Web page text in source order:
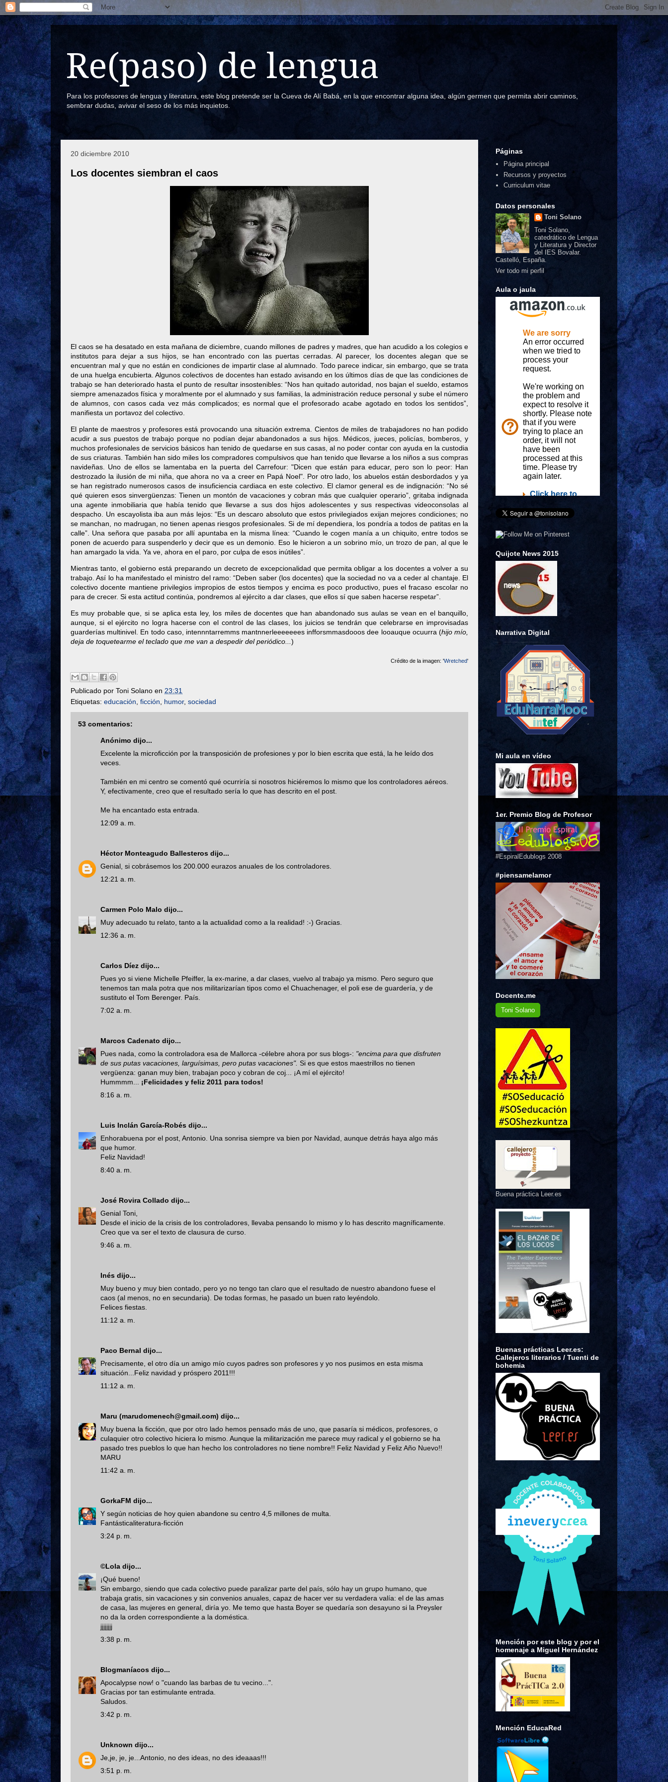
Re(paso) de lengua
Para los profesores de lengua y literatura, este blog pretende ser la Cueva de Alí Babá, en la que encontrar alguna idea, algún germen que permita abrir caminos,
sembrar dudas, avivar el seso de los más inquietos.
20 diciembre 2010
Los docentes siembran el caos
El caos se ha desatado en esta mañana de diciembre, cuando millones de padres y madres, que han acudido a los colegios e
institutos para dejar a sus hijos, se han encontrado con las puertas cerradas. Al parecer, los docentes alegan que se
encuentran mal y que no están en condiciones de impartir clase al alumnado. Todo parece indicar, sin embargo, que se trata
de una huelga encubierta. Algunos colectivos de docentes han estado avisando en los últimos días de que las condiciones de
trabajo se han deteriorado hasta el punto de resultar insostenibles: “Nos han quitado autoridad, nos bajan el sueldo, estamos
siempre amenazados física y moralmente por el alumnado y sus familias, la administración reduce personal y sube el número
de alumnos, con casos cada vez más complicados; es normal que el profesorado acabe agotado en todos los sentidos”,
manifiesta un portavoz del colectivo.
El plante de maestros y profesores está provocando una situación extrema. Cientos de miles de trabajadores no han podido
acudir a sus puestos de trabajo porque no podían dejar abandonados a sus hijos. Médicos, jueces, policías, bomberos, y
muchos profesionales de servicios básicos han tenido de quedarse en sus casas, al no poder contar con ayuda en la custodia
de sus criaturas. También han sido miles los compradores compulsivos que han tenido que llevarse a los niños a sus compras
navideñas. Uno de ellos se lamentaba en la puerta del Carrefour: "Dicen que están para educar, pero son lo peor: Han
destrozado la ilusión de mi niña, que ahora no va a creer en Papá Noel". Por otro lado, los abuelos están desbordados y ya
se han registrado numerosos casos de insuficiencia cardiaca en este colectivo. El clamor general es de indignación: “No sé
qué quieren esos sinvergüenzas: Tienen un montón de vacaciones y cobran más que cualquier operario”, gritaba indignada
una agente inmobiliaria que había tenido que llevarse a sus dos hijos adolescentes y sus respectivas videoconsolas al
despacho. Un escayolista iba aun más lejos: “Es un descaro absoluto que estos privilegiados exijan mejores condiciones; no
se manchan, no madrugan, no tienen apenas riesgos profesionales. Si de mí dependiera, los pondría a todos de patitas en la
calle”. Una señora que pasaba por allí apuntaba en la misma línea: “Cuando le cogen manía a un chiquito, entre todos se
ponen de acuerdo para suspenderlo y decir que es un demonio. Eso le hicieron a un sobrino mío, un trozo de pan, al que le
han amargado la vida. Ya ve, ahora en el paro, por culpa de esos inútiles”.
Mientras tanto, el gobierno está preparando un decreto de excepcionalidad que permita obligar a los docentes a volver a su
trabajo. Así lo ha manifestado el ministro del ramo: “Deben saber (los docentes) que la sociedad no va a ceder al chantaje. El
colectivo docente mantiene privilegios impropios de estos tiempos y encima es poco productivo, pues el fracaso escolar no
para de crecer. Si esta actitud continúa, pondremos al ejército a dar clases, que ellos sí que saben hacerse respetar”.
Es muy probable que, si se aplica esta ley, los miles de docentes que han abandonado sus aulas se vean en el banquillo,
aunque, si el ejército no logra hacerse con el control de las clases, los juicios se tendrán que celebrarse en improvisadas
guarderías multinivel. En todo caso, intennntarremms mantnnerleeeeeees infforsmmasdooos dee looauque ocuurra (hijo mío,
deja de toquetearme el teclado que me van a despedir del periódico... )
Crédito de la imagen: 'Wretched'
Publicado por Toni Solano en 23:31
Etiquetas: educación ficción humor, sociedad
53 comentarios:
Anónimo dijo...
Excelente la microficción por la transposición de profesiones y por lo bien escrita que está, la he leído dos
veces.
También en mi centro se comentó qué ocurriría si nosotros hiciéremos lo mismo que los controladores aéreos.
Y, efectivamente, creo que el resultado sería lo que has descrito en el post.
Me ha encantado esta entrada.
12:09 a. m.
Héctor Monteagudo Ballesteros dijo...
Genial, si cobrásemos los 200.000 eurazos anuales de los controladores.
12:21 a. m.
Carmen Polo Malo dijo...
Muy adecuado tu relato, tanto a la actualidad como a la realidad! :-) Gracias.
12:36 a. m.
Carlos Díez dijo...
Pues yo si viene Michelle Pfeiffer, la ex-marine, a dar clases, vuelvo al trabajo ya mismo. Pero seguro que
tenemos tan mala potra que nos militarizarían tipos como el Chuachenager, el poli ese de guardería, y de
sustituto el Tom Berenger. País.
7:02 a. m.
Marcos Cadenato dijo...
Pues nada, como la controladora esa de Mallorca -célebre ahora por sus blogs-: "encima para que disfruten
de sus putas vacaciones, larguísimas, pero putas vacaciones". Si es que estos maestrillos no tienen
vergüenza: ganan muy bien, trabajan poco y cobran de coj... ¡A mí el ejército!
Hummmm... ¡Felicidades y feliz 2011 para todos!
8:16 a. m.
Luis Inclán García-Robés dijo...
Enhorabuena por el post, Antonio. Una sonrisa siempre va bien por Navidad, aunque detrás haya algo más
que humor.
Feliz Navidad!
8:40 a. m.
José Rovira Collado dijo...
Genial Toni,
Desde el inicio de la crisis de los controladores, llevaba pensando lo mismo y lo has descrito magníficamente.
Creo que va ser el texto de clausura de curso.
9:46 a. m.
Inés dijo...
Muy bueno y muy bien contado, pero yo no tengo tan claro que el resultado de nuestro abandono fuese el
caos (al menos, no en secundaria). De todas formas, he pasado un buen rato leyéndolo.
Felices fiestas.
11:12 a. m.
Paco Bernal dijo...
Precisamente, el otro día un amigo mío cuyos padres son profesores y yo nos pusimos en esta misma
situación...Feliz navidad y próspero 2011!!!
11:12 a. m.
Maru (marudomenech@gmail.com) dijo...
Muy buena la ficción, que por otro lado hemos pensado más de uno, que pasaría si médicos, profesores, o
culaquier otro colectivo hiciera lo mismo. Aunque la militarización me parece muy radical y el gobierno se ha
pasado tres pueblos lo que han hecho los controladores no tiene nombre!! Feliz Navidad y Feliz Año Nuevo!!
MARU
11:42 a. m.
GorkaFM dijo...
Y según noticias de hoy quien abandone su centro 4,5 millones de multa.
Fantásticaliteratura-ficción
3:24 p. m.
©Lola dijo...
¡Qué bueno!
Sin embargo, siendo que cada colectivo puede paralizar parte del país, sólo hay un grupo humano, que
trabaja gratis, sin vacaciones y sin convenios anuales, capaz de hacer ver su verdadera valía: el de las amas
de casa, las mujeres en general, diría yo. Me temo que hasta Boyer se quedaría son desayuno si la Preysler
no da la orden correspondiente a la doméstica.
jjjjjjjj
3:38 p. m.
Blogmaníacos dijo...
Apocalypse now! o "cuando las barbas de tu vecino...".
Gracias por tan estimulante entrada.
Saludos.
3:42 p. m.
Unknown dijo...
Je,je, je, je...Antonio, no des ideas, no des ideaaas!!!
3:51 p. m.
Páginas
Página principal
Recursos y proyectos
Curriculum vitae
Datos personales
Toni Solano
Toni Solano,
catedrático de Lengua
y Literatura y Director
del IES Bovalar.
Castelló, España.
Ver todo mi perfil
Aula o jaula
Quijote News 2015
Narrativa Digital
Mi aula en vídeo
1er. Premio Blog de Profesor
#EspiralEdublogs 2008
#piensamelamor
Docente.me
Toni Solano
Buena práctica Leer.es
Buenas prácticas Leer.es:
Callejeros literarios / Tuenti de
bohemia
Mención por este blog y por el
homenaje a Miguel Hernández
Mención EducaRed